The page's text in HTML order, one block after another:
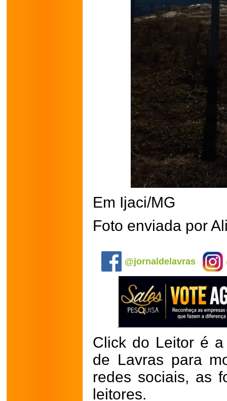
Em Ijaci/MG
Foto enviada por
@jornaldelavras
Click do Leitor é
de Lavras para
redes sociais, as
leitores.